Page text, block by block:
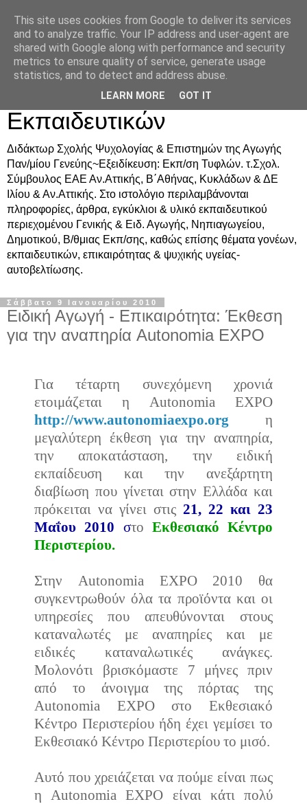
Δρ. Ράνια Χιουρέα-
Συμβουλευτική &
Υποστήριξη Γονέων &
Εκπαιδευτικών
Διδάκτωρ Σχολής Ψυχολογίας & Επιστημών της Αγωγής
Παν/μίου Γενεύης~Εξειδίκευση: Εκπ/ση Τυφλών. τ.Σχολ.
Σύμβουλος ΕΑΕ Αν.Αττικής, Β΄Αθήνας, Κυκλάδων & ΔΕ
Ιλίου & Αν.Αττικής. Στο ιστολόγιο περιλαμβάνονται
πληροφορίες, άρθρα, εγκύκλιοι & υλικό εκπαιδευτικού
περιεχομένου Γενικής & Ειδ. Αγωγής, Νηπιαγωγείου,
Δημοτικού, Β/θμιας Εκπ/σης, καθώς επίσης θέματα γονέων,
εκπαιδευτικών, επικαιρότητας & ψυχικής υγείας-
αυτοβελτίωσης.
Σάββατο 9 Ιανουαρίου 2010
Ειδική Αγωγή - Επικαιρότητα: Έκθεση
για την αναπηρία Autonomia EXPO
Για τέταρτη συνεχόμενη χρονιά
ετοιμάζεται η Autonomia EXPO
http://www.autonomiaexpo.org η
μεγαλύτερη έκθεση για την αναπηρία,
την αποκατάσταση, την ειδική
εκπαίδευση και την ανεξάρτητη
διαβίωση που γίνεται στην Ελλάδα και
πρόκειται να γίνει στις 21, 22 και 23
Μαΐου 2010 στο Εκθεσιακό Κέντρο
Περιστερίου.
Στην Autonomia EXPO 2010 θα
συγκεντρωθούν όλα τα προϊόντα και οι
υπηρεσίες που απευθύνονται στους
καταναλωτές με αναπηρίες και με
ειδικές καταναλωτικές ανάγκες.
Μολονότι βρισκόμαστε 7 μήνες πριν
από το άνοιγμα της πόρτας της
Autonomia EXPO στο Εκθεσιακό
Κέντρο Περιστερίου ήδη έχει γεμίσει το
Εκθεσιακό Κέντρο Περιστερίου το μισό.
Αυτό που χρειάζεται να πούμε είναι πως
η Autonomia EXPO είναι κάτι πολύ
This site uses cookies from Google to deliver its services
and to analyze traffic. Your IP address and user-agent are
shared with Google along with performance and security
metrics to ensure quality of service, generate usage
statistics, and to detect and address abuse.
LEARN MORE GOT IT